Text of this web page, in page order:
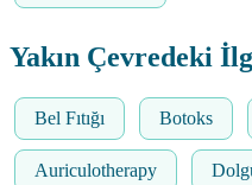
Yakın Çevredeki
Bel Fıtığı Botoks
Auriculotherapy